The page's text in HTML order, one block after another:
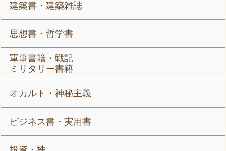
建築書・建築雑誌
思想書・哲学書
軍事書籍・戦記
ミリタリー書籍
オカルト・神秘主義
ビジネス書・実用書